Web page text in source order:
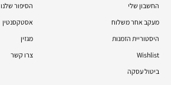
החשבון שלי
מעקב אחר משלוח
היסטוריית הזמנות
Wishlist
ביטול עסקה
הסיפור שלנו
אסטקסנטין
מגזין
צרו קשר